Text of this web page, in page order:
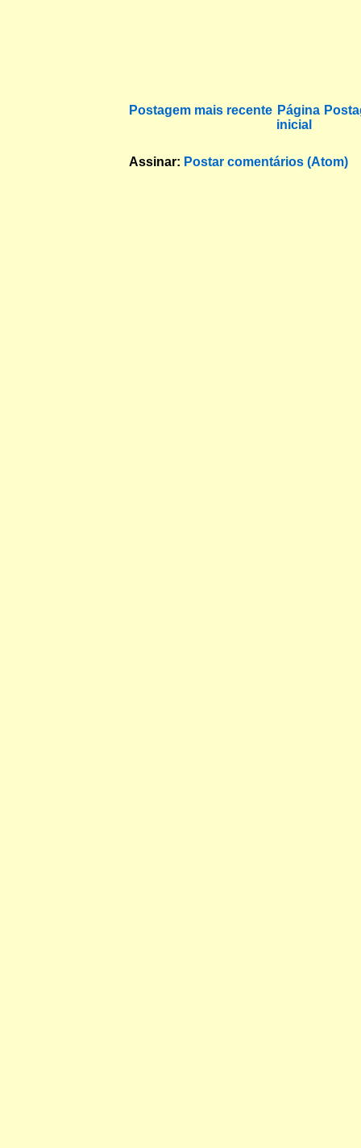
Postagem mais recente Página
inicial
Assinar: Postar comentários (Atom)